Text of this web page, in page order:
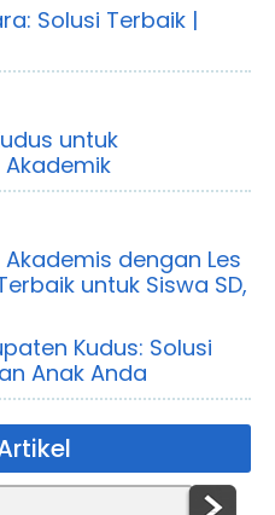
Solusi Terbaik |
untuk
dengan Les
untuk Siswa SD,
Kudus: Solusi
Anak Anda